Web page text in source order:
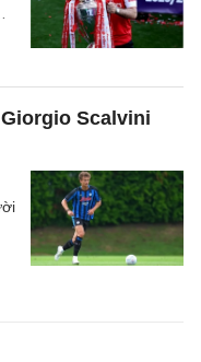
Scalvini